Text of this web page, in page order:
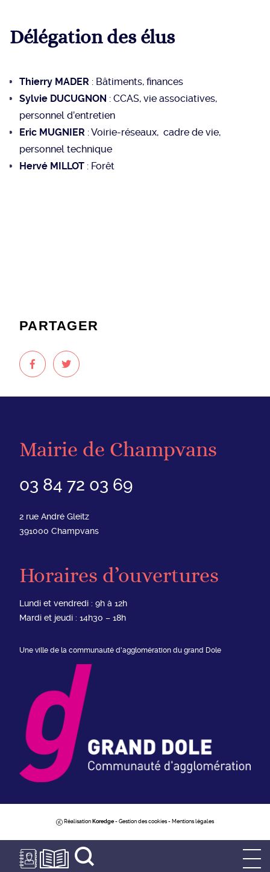
PARTAGER
Délégation des élus
Thierry MADER : Bâtiments, finances
Sylvie DUCUGNON : CCAS, vie associatives,
personnel d’entretien
Eric MUGNIER : Voirie-réseaux, cadre de vie,
personnel technique
Hervé MILLOT : Forêt
Mairie de Champvans
03 84 72 03 69
2 rue André Gleitz
391000 Champvans
Horaires d’ouvertures
Lundi et vendredi : 9h à 12h
Mardi et jeudi : 14h30 – 18h
Une ville de la communauté d'agglomération du grand Dole
Réalisation Koredge - Gestion des cookies - Mentions légales